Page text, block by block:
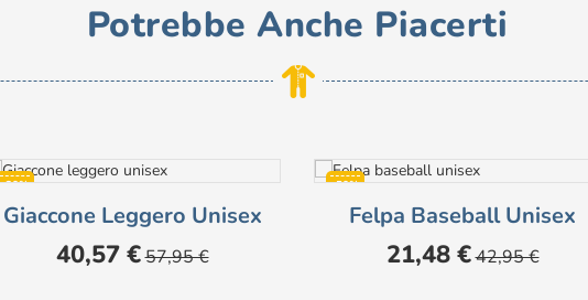
Potrebbe Anche Piacerti
-30%
Giaccone Leggero Unisex
Prezzo
40,57 € Prezzo
base
57,95 €
-50%
NON DISPONIBILE
Felpa Baseball Unisex
Prezzo
21,48 € Prezzo
base
42,95 €